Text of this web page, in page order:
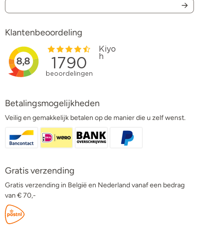
Klantenbeoordeling
Betalingsmogelijkheden
Veilig en gemakkelijk betalen op de manier die u zelf wenst.
Gratis verzending
Gratis verzending in België en Nederland vanaf een bedrag
van € 70,-